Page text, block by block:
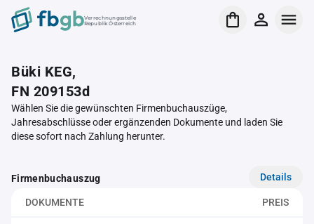
Verrechnungsstelle
Republik Österreich
Büki KEG,
FN 209153d
Wählen Sie die gewünschten Firmenbuchauszüge,
Jahresabschlüsse oder ergänzenden Dokumente und laden Sie
diese sofort nach Zahlung herunter.
Firmenbuchauszug Details
DOKUMENTE PREIS